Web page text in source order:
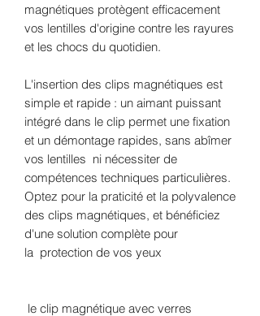
magnétiques protègent efficacement
vos lentilles d'origine contre les rayures
et les chocs du quotidien.
L'insertion des clips magnétiques est
simple et rapide : un aimant puissant
intégré dans le clip permet une fixation
et un démontage rapides, sans abîmer
vos lentilles ni nécessiter de
compétences techniques particulières.
Optez pour la praticité et la polyvalence
des clips magnétiques, et bénéficiez
d'une solution complète pour
la protection de vos yeux
le clip magnétique avec verres